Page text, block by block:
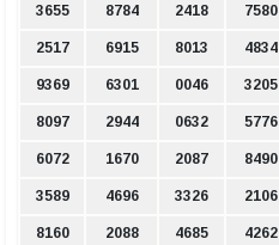
3655 8784 2418 7580
2517 6915 8013 4834
9369 6301 0046 3205
8097 2944 0632 5776
6072 1670 2087 8490
3589 4696 3326 2106
8160 2088 4685 4262